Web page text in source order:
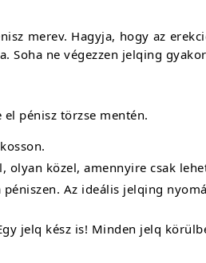
merev. Hagyja, hogy az
Soha ne végezzen jelqing
pénisz törzse mentén.
olyan közel, amennyire csak
Az ideális jelqing
jelq kész is! Minden jelq